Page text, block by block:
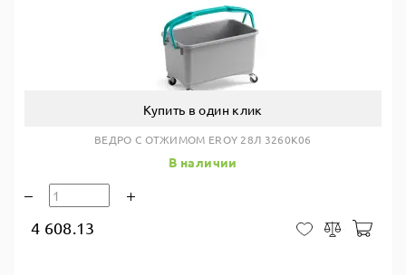
Купить в один клик
ВЕДРО С ОТЖИМОМ EROY 28Л 3260K06
В наличии
4 608.13 В закладки
Сравнить